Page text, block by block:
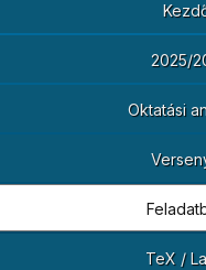
2025/
Oktatási
TeX /